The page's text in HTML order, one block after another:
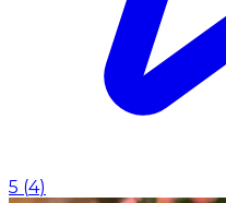
5 (4)